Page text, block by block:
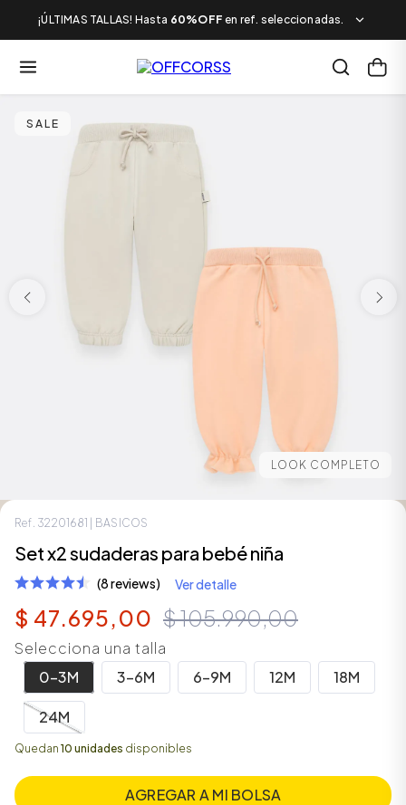
¡ÚLTIMAS TALLAS! Hasta 60%OFF en ref. seleccionadas.
SALE
LOOK COMPLETO
Ref. 32201681 | BASICOS
Set x2 sudaderas para bebé niña
(8 reviews) Ver detalle
$ 47.695,00 $105.990,00
Selecciona una talla
0-3M
3-6M 6-9M 12M 18M
24M
Quedan 10 unidades disponibles
AGREGAR A MI BOLSA